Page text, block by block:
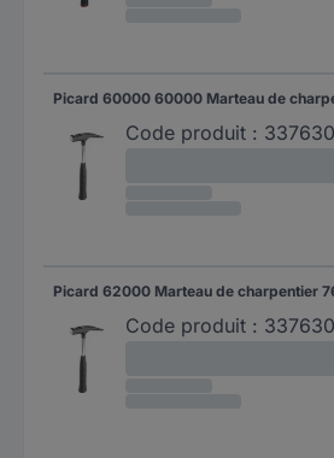
Code produit :
Code produit :